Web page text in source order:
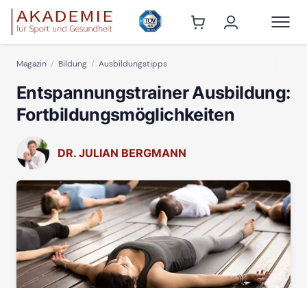
Magazin Bildung Ausbildungstipps
Entspannungstrainer Ausbildung:
Fortbildungsmöglichkeiten
DR. JULIAN BERGMANN